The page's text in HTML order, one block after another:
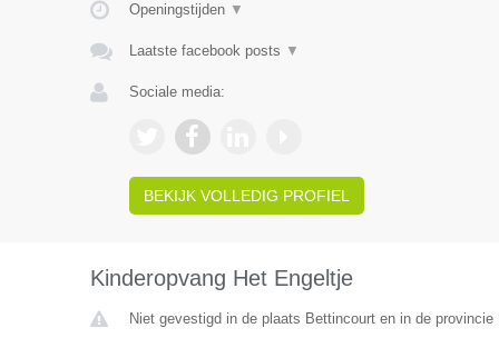
Openingstijden ▼
Laatste facebook posts ▼
Sociale media:
BEKIJK VOLLEDIG PROFIEL
Kinderopvang Het Engeltje
Niet gevestigd in de plaats Bettincourt en in de provincie